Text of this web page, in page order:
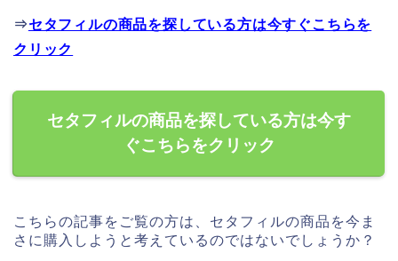
⇒セタフィルの商品を探している方は今すぐこちらを
クリック
セタフィルの商品を探している方は今す
ぐこちらをクリック
こちらの記事をご覧の方は、セタフィルの商品を今ま
さに購入しようと考えているのではないでしょうか？